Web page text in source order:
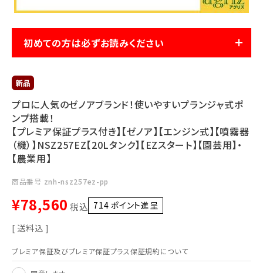
メールでのお問い合わせ
FAXでのご注文
0739-72-453224時間受付
初めての方は必ずお読みください
プロに人気のゼノアブランド！使いやすいプランジャ式ポ
ンプ搭載！
【プレミア保証プラス付き】【ゼノア】【エンジン式】【噴霧器
（機）】NSZ257EZ【20Lタンク】【EZスタート】【園芸用】・
【農業用】
商品番号 znh-nsz257ez-pp
¥78,560 税込 714 ポイント進呈 ]
送料込
プレミア保証及びプレミア保証プラス保証規約について